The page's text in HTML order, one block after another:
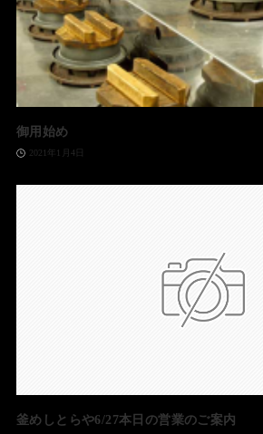
御用始め
2021年1月4日
釜めしとらや6/27本日の営業のご案内